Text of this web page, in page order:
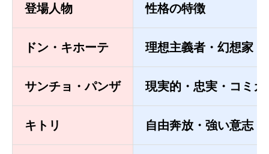
登場人物 性格の特徴
ドン・キホーテ 理想主義者・幻想家・
サンチョ・パンザ 現実的・忠実・コミカ
キトリ 自由奔放・強い意志・